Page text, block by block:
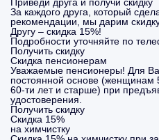
За каждого друга, который
рекомендации, мы дарим
Другу – скидка 15%!
Подробности уточняйте по
Получить скидку
Скидка пенсионерам
Уважаемые пенсионеры! Для
постоянной основе (женщинам
60-ти лет и старше) при
удостоверения.
Получить скидку
Скидка 15%
на химчистку